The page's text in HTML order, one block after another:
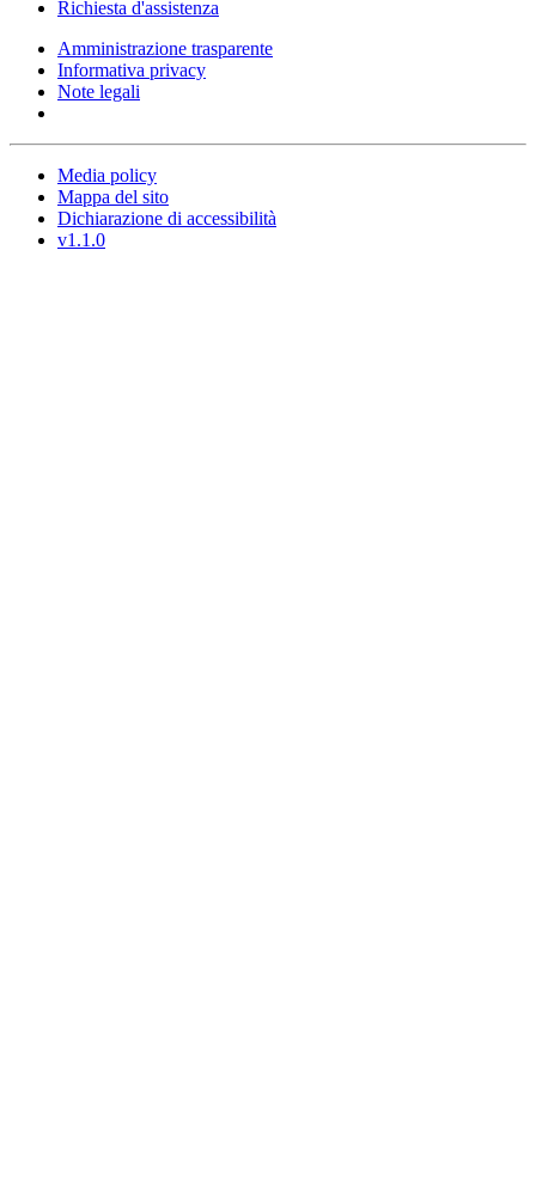
Richiesta d'assistenza
Amministrazione trasparente
Informativa privacy
Note legali
Media policy
Mappa del sito
Dichiarazione di accessibilità
v1.1.0